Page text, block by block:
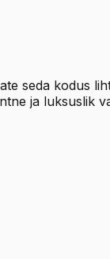
seda kodus
ja luksuslik